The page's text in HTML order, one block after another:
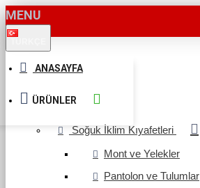
MENU
ANASAYFA
ÜRÜNLER
Soğuk İklim Kıyafetleri
Mont ve Yelekler
Pantolon ve Tulumlar